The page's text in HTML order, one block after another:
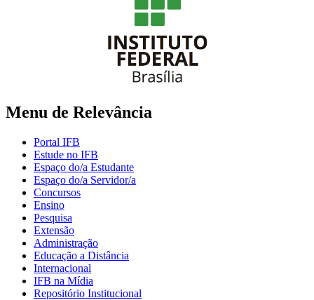
Menu de Relevância
Portal IFB
Estude no IFB
Espaço do/a Estudante
Espaço do/a Servidor/a
Concursos
Ensino
Pesquisa
Extensão
Administração
Educação a Distância
Internacional
IFB na Mídia
Repositório Institucional